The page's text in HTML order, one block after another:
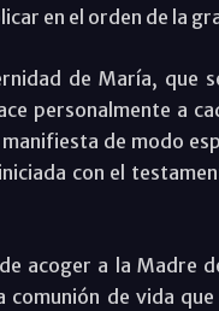
en el orden de la
de María, que
personalmente a
manifiesta de modo
con el
acoger a la Madre
comunión de vida